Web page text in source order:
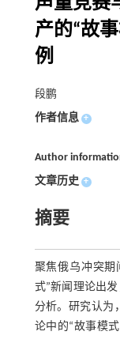
产的“故
例
段鹏
作者信息 +
Author
文章历史 +
摘要
聚焦俄乌冲突期
式”新闻理论出
分析。研究认为
论中的“故事模